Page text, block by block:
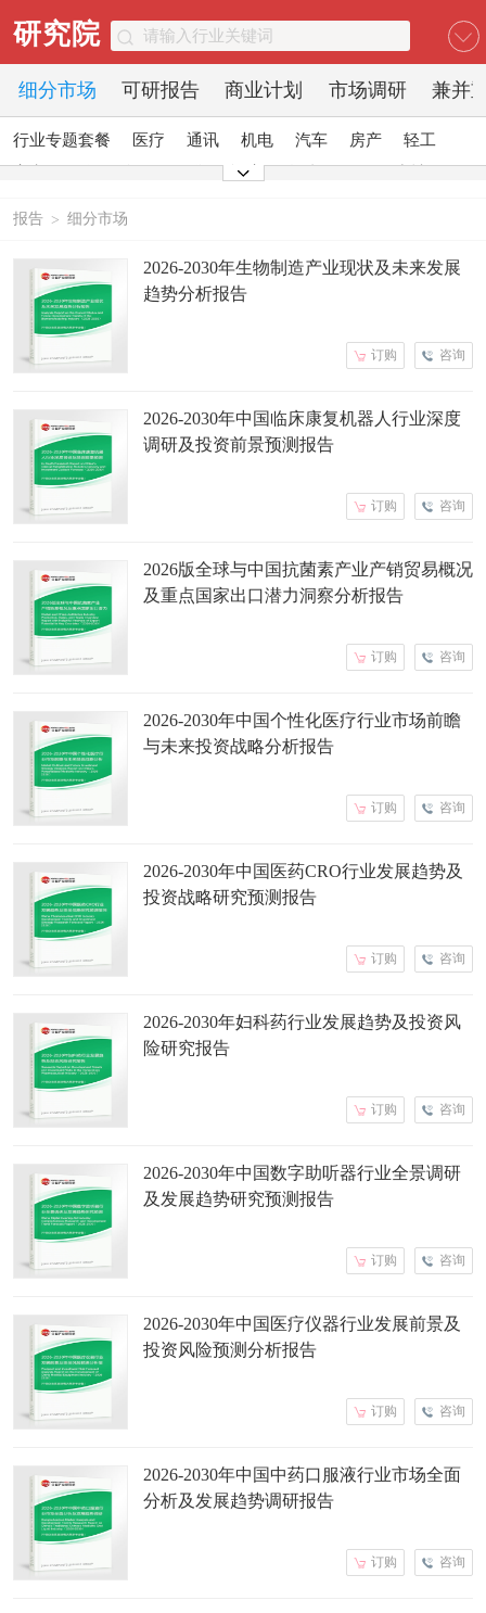
研究院
细分市场 可研报告 商业计划 市场调研 兼并
行业专题套餐 医疗 通讯 机电 汽车 房产
轻工
酒店
报告 > 细分市场
2026-2030年生物制造产业现状及未来发展
趋势分析报告
咨询
订购
2026-2030年中国临床康复机器人行业深度
调研及投资前景预测报告
咨询
订购
2026版全球与中国抗菌素产业产销贸易概况
及重点国家出口潜力洞察分析报告
咨询
订购
2026-2030年中国个性化医疗行业市场前瞻
与未来投资战略分析报告
咨询
订购
2026-2030年中国医药CRO行业发展趋势及
投资战略研究预测报告
咨询
订购
2026-2030年妇科药行业发展趋势及投资风
险研究报告
咨询
订购
2026-2030年中国数字助听器行业全景调研
及发展趋势研究预测报告
咨询
订购
2026-2030年中国医疗仪器行业发展前景及
投资风险预测分析报告
咨询
订购
2026-2030年中国中药口服液行业市场全面
分析及发展趋势调研报告
咨询
订购